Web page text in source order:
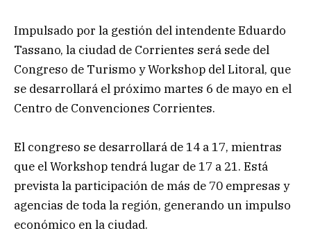
Impulsado por la gestión del intendente Eduardo
Tassano, la ciudad de Corrientes será sede del
Congreso de Turismo y Workshop del Litoral, que
se desarrollará el próximo martes 6 de mayo en el
Centro de Convenciones Corrientes.
El congreso se desarrollará de 14 a 17, mientras
que el Workshop tendrá lugar de 17 a 21. Está
prevista la participación de más de 70 empresas y
agencias de toda la región, generando un impulso
económico en la ciudad.